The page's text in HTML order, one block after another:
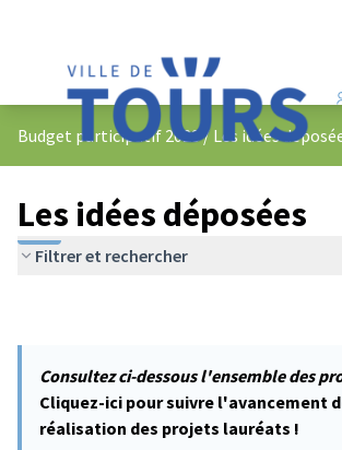
Budget participatif 2023/ Les idées
Les idées déposées
Filtrer et rechercher
Consultez ci-dessous l'ensemble des
Cliquez-ici pour suivre l'avancement
réalisation des projets lauréats !